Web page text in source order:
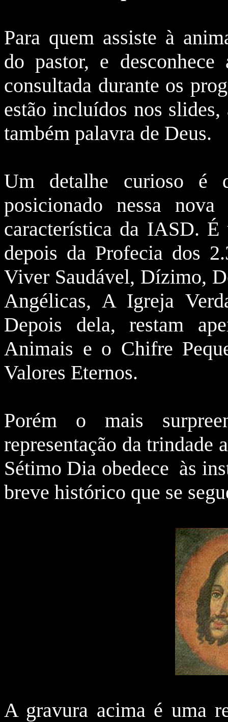
Para quem assiste à
do pastor, e
consultada durante os
estão incluídos nos
também palavra de Deus.
Um detalhe curioso é
posicionado nessa
característica da IASD. É
depois da Profecia dos
Viver Saudável, Dízimo,
Angélicas, A Igreja
Depois dela, restam
Animais e o Chifre
Valores Eternos.
Porém o mais
representação da trindade
Sétimo Dia obedece às
breve histórico que se
A gravura acima é uma